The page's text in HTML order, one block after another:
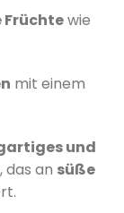
Früchtewie
mit einem
und
, das an süße